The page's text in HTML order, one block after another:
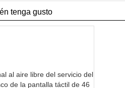
tenga gusto